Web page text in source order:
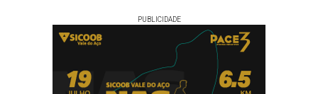
PUBLICIDADE